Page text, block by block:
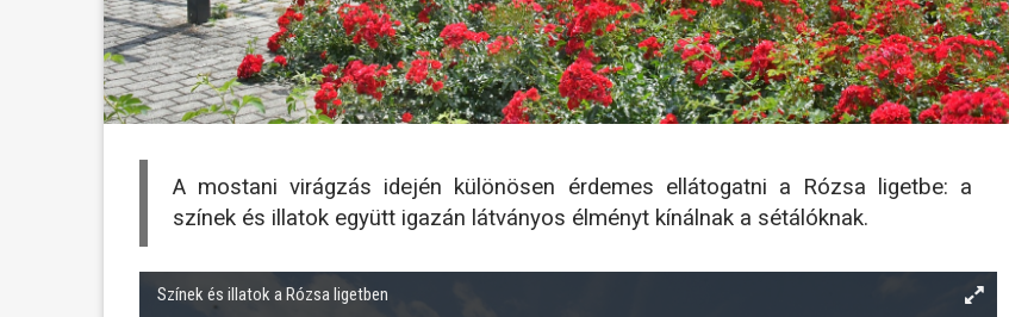
A mostani virágzás idején különösen érdemes ellátogatni a Rózsa ligetbe: a
színek és illatok együtt igazán látványos élményt kínálnak a sétálóknak.
Színek és illatok a Rózsa ligetben